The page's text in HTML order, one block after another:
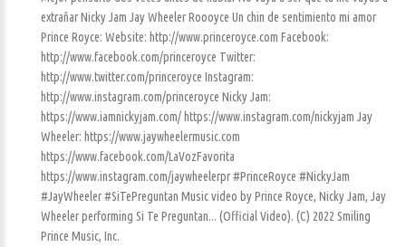
extrañar Nicky Jam Jay Wheeler Roooyce Un chin de sentimiento mi amor
Prince Royce: Website: http://www.princeroyce.com Facebook:
http://www.facebook.com/princeroyce Twitter:
http://www.twitter.com/princeroyce Instagram:
http://www.instagram.com/princeroyce Nicky Jam:
https://www.iamnickyjam.com/ https://www.instagram.com/nickyjam Jay
Wheeler: https://www.jaywheelermusic.com
https://www.facebook.com/LaVozFavorita
https://www.instagram.com/jaywheelerpr #PrinceRoyce #NickyJam
#JayWheeler #SiTePreguntan Music video by Prince Royce, Nicky Jam, Jay
Wheeler performing Si Te Preguntan... (Official Video). (C) 2022 Smiling
Prince Music, Inc.